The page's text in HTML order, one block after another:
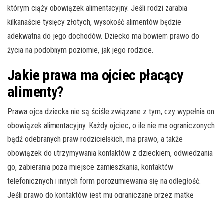
którym ciąży obowiązek alimentacyjny. Jeśli rodzi zarabia
kilkanaście tysięcy złotych, wysokość alimentów będzie
adekwatna do jego dochodów. Dziecko ma bowiem prawo do
życia na podobnym poziomie, jak jego rodzice.
Jakie prawa ma ojciec płacący
alimenty?
Prawa ojca dziecka nie są ściśle związane z tym, czy wypełnia on
obowiązek alimentacyjny. Każdy ojciec, o ile nie ma ograniczonych
bądź odebranych praw rodzicielskich, ma prawo, a także
obowiązek do utrzymywania kontaktów z dzieckiem, odwiedzania
go, zabierania poza miejsce zamieszkania, kontaktów
telefonicznych i innych form porozumiewania się na odległość.
Jeśli prawo do kontaktów jest mu ograniczane przez matkę